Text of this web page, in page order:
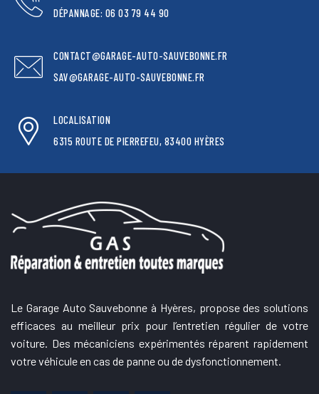
DÉPANNAGE: 06 03 79 44 90
CONTACT@GARAGE-AUTO-SAUVEBONNE.FR
SAV@GARAGE-AUTO-SAUVEBONNE.FR
LOCALISATION
6315 ROUTE DE PIERREFEU, 83400 HYÈRES
Le Garage Auto Sauvebonne à Hyères, propose des solutions
efficaces au meilleur prix pour l’entretien régulier de votre
voiture. Des mécaniciens expérimentés réparent rapidement
votre véhicule en cas de panne ou de dysfonctionnement.